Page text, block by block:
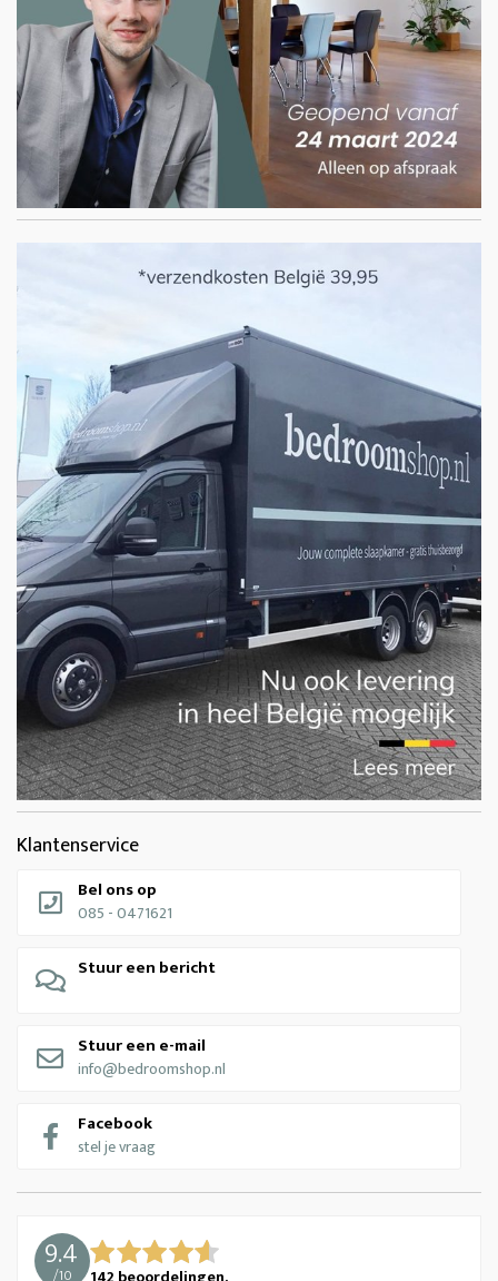
Klantenservice
Bel ons op
085 - 0471621
Stuur een bericht
Stuur een e-mail
info@bedroomshop.nl
Facebook
stel je vraag
9.4
/10